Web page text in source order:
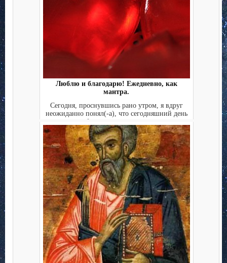
Люблю и благодарю! Ежедневно, как
мантра.
Сегодня, проснувшись рано утром, я вдруг
неожиданно понял(-а), что сегодняшний день
будет лучшим дне...